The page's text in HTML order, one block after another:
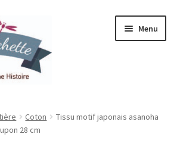
Menu
Coton
Tissu motif japonais asanoha
28 cm